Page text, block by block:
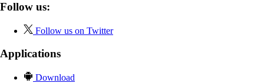
Follow us:
Follow us on Twitter
Applications
Download